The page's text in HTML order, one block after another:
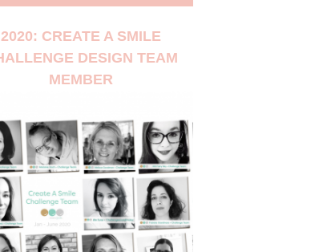
2020: CREATE A SMILE
DESIGN TEAM
MEMBER